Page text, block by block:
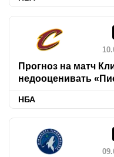
Прогноз на матч
недооценивать
НБА